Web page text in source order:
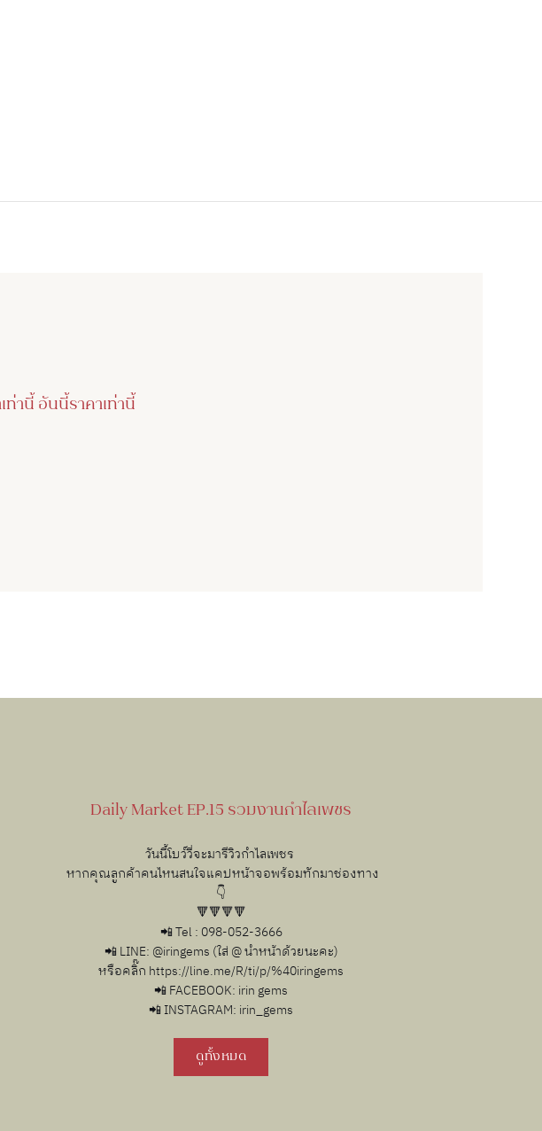
านี้ อันนี้ราคาเท่านี้
Daily Market EP.15 รวมงานกำไลเพชร
วันนี้โบว์วี่จะมารีวิวกำไลเพชร
หากคุณลูกค้าคนไหนสนใจแคปหน้าจอพร้อมทักมาช่องทาง
👇
🔻🔻🔻🔻
📲 Tel : 098-052-3666
📲 LINE: @iringems (ใส่ @ นำหน้าด้วยนะคะ)
หรือคลิ๊ก https://line.me/R/ti/p/%40iringems
📲 FACEBOOK: irin gems
📲 INSTAGRAM: irin_gems
ดูทั้งหมด